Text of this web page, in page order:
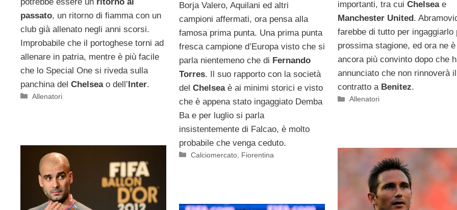
passato, un ritorno di fiamma con un
club già allenato negli anni scorsi.
Improbabile che il portoghese torni ad
allenare in patria, mentre è più facile
che lo Special One si riveda sulla
panchina del Chelseao dell’Inter.
Categorie
Allenatori
importanti, tra cui Chelseae
Manchester United .
farebbe di tutto per ingaggiarlo
prossima stagione, ed ora ne è
ancora più convinto dopo che
annunciato che non rinnoverà il
contratto a Benitez.
Categorie
Allenatori
Borja Valero, Aquilani ed altri
campioni affermati, ora pensa alla
famosa prima punta. Una prima punta
fresca campione d’Europa visto che si
parla nientemeno che di Fernando
Torres. Il suo rapporto con la società
del Chelseaè ai minimi storici e visto
che è appena stato ingaggiato Demba
Ba e per luglio si parla
insistentemente di Falcao, è molto
probabile che venga ceduto.
Categorie
Calciomercato Fiorentina